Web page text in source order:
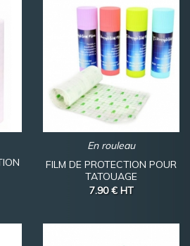
En rouleau
FILM DE PROTECTION POUR
TATOUAGE
7.90 € HT